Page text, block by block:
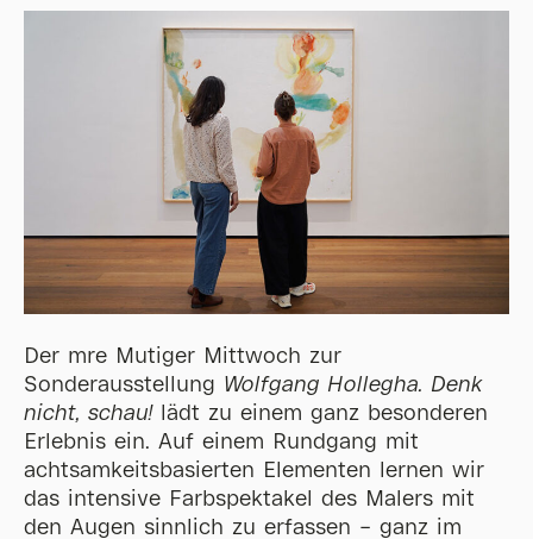
Der mre Mutiger Mittwoch zur
Sonderausstellung Wolfgang Hollegha. Denk
nicht, schau! lädt zu einem ganz besonderen
Erlebnis ein. Auf einem Rundgang mit
achtsamkeitsbasierten Elementen lernen wir
das intensive Farbspektakel des Malers mit
den Augen sinnlich zu erfassen – ganz im